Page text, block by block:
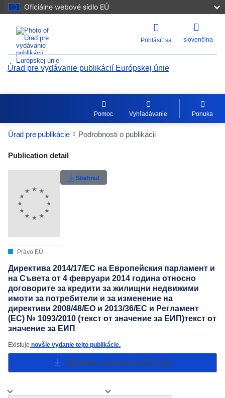
Oficiálne webové sídlo EÚ
Prihlásiť sa slovenčina
Úrad pre vydávanie publikácií Európskej únie
Pomoc Vyhľadávanie Ponuka
Úrad pre publikácie Podrobnosti o publikácii
Publication Detail Actions Portlet
Publication detail
Právo EÚ
Stiahnuť
Директива 2014/17/ЕС на Европейския парламент и
на Съвета от 4 февруари 2014 година относно
договорите за кредити за жилищни недвижими
имоти за потребители и за изменение на
директиви 2008/48/ЕО и 2013/36/ЕС и Регламент
(ЕС) № 1093/2010 (текст от значение за ЕИП)текст от
значение за ЕИП
Existuje novšie vydanie tejto publikácie.
Stiahnutie a jazykové verzie Close